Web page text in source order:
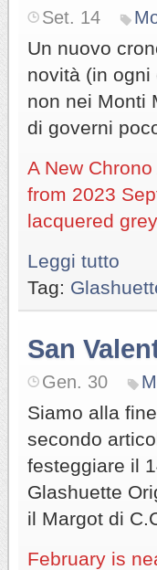
Set. 14
Un nuovo
novità (in
non nei Monti
di governi
A New
from 2023
lacquered
Leggi tutto
Tag:
San
Gen. 30
Siamo alla
secondo
festeggiare il
Glashuette
il Margot di
February is